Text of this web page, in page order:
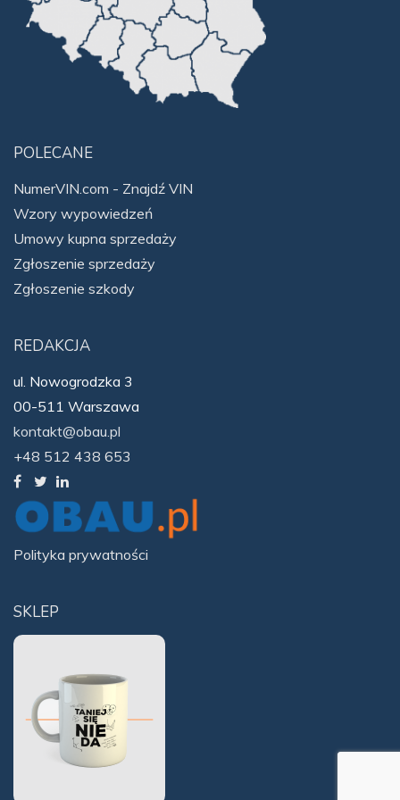
SKLEP
POLECANE
NumerVIN.com - Znajdź VIN
Wzory wypowiedzeń
Umowy kupna sprzedaży
Zgłoszenie sprzedaży
Zgłoszenie szkody
REDAKCJA
ul. Nowogrodzka 3
00-511 Warszawa
kontakt@obau.pl
+48 512 438 653
Polityka prywatności